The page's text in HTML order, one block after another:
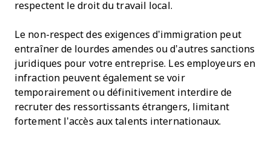
respectent le droit du travail local.
Le non-respect des exigences d’immigration peut
entraîner de lourdes amendes ou d’autres sanctions
juridiques pour votre entreprise. Les employeurs en
infraction peuvent également se voir
temporairement ou définitivement interdire de
recruter des ressortissants étrangers, limitant
fortement l’accès aux talents internationaux.